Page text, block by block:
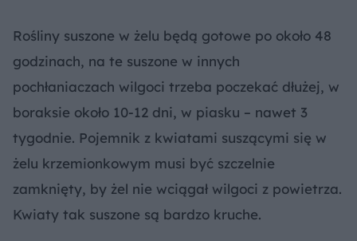
Rośliny suszone w żelu będą gotowe po około 48
godzinach, na te suszone w innych
pochłaniaczach wilgoci trzeba poczekać dłużej, w
boraksie około 10-12 dni, w piasku – nawet 3
tygodnie. Pojemnik z kwiatami suszącymi się w
żelu krzemionkowym musi być szczelnie
zamknięty, by żel nie wciągał wilgoci z powietrza.
Kwiaty tak suszone są bardzo kruche.